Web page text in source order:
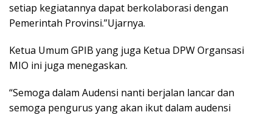
setiap kegiatannya dapat berkolaborasi dengan
Pemerintah Provinsi.”Ujarnya.
Ketua Umum GPIB yang juga Ketua DPW Organsasi
MIO ini juga menegaskan.
“Semoga dalam Audensi nanti berjalan lancar dan
semoga pengurus yang akan ikut dalam audensi